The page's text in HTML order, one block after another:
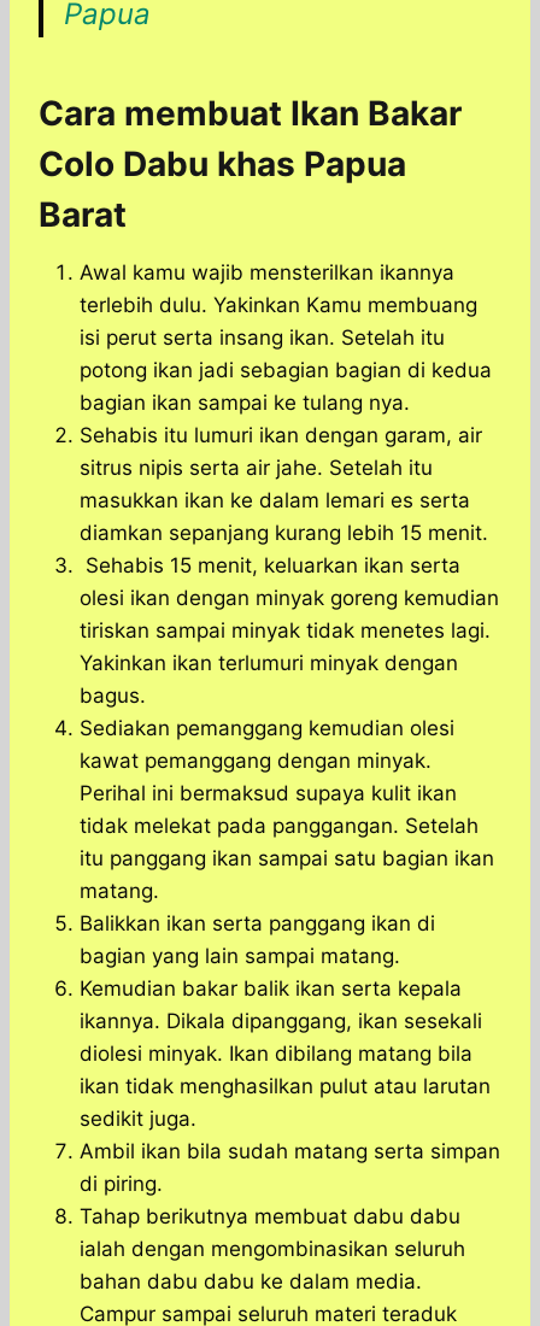
Papua
Cara membuat Ikan Bakar
Colo Dabu khas Papua
Barat
Awal kamu wajib mensterilkan ikannya
terlebih dulu. Yakinkan Kamu membuang
isi perut serta insang ikan. Setelah itu
potong ikan jadi sebagian bagian di kedua
bagian ikan sampai ke tulang nya.
Sehabis itu lumuri ikan dengan garam, air
sitrus nipis serta air jahe. Setelah itu
masukkan ikan ke dalam lemari es serta
diamkan sepanjang kurang lebih 15 menit.
Sehabis 15 menit, keluarkan ikan serta
olesi ikan dengan minyak goreng kemudian
tiriskan sampai minyak tidak menetes lagi.
Yakinkan ikan terlumuri minyak dengan
bagus.
Sediakan pemanggang kemudian olesi
kawat pemanggang dengan minyak.
Perihal ini bermaksud supaya kulit ikan
tidak melekat pada panggangan. Setelah
itu panggang ikan sampai satu bagian ikan
matang.
Balikkan ikan serta panggang ikan di
bagian yang lain sampai matang.
Kemudian bakar balik ikan serta kepala
ikannya. Dikala dipanggang, ikan sesekali
diolesi minyak. Ikan dibilang matang bila
ikan tidak menghasilkan pulut atau larutan
sedikit juga.
Ambil ikan bila sudah matang serta simpan
di piring.
Tahap berikutnya membuat dabu dabu
ialah dengan mengombinasikan seluruh
bahan dabu dabu ke dalam media.
Campur sampai seluruh materi teraduk